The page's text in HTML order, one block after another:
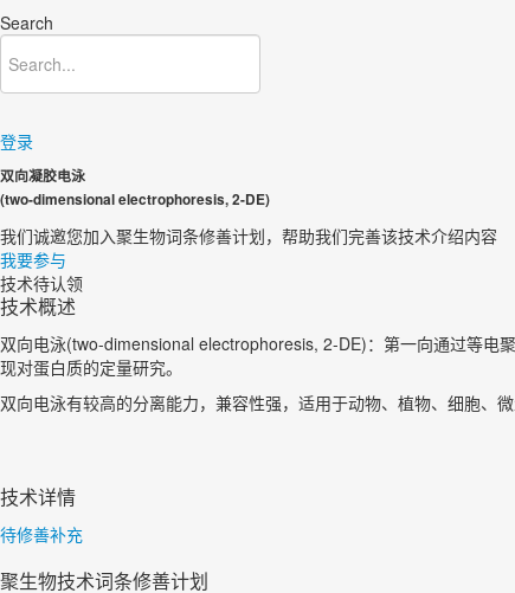
Search
登录
双向凝胶电泳
(two-dimensional electrophoresis, 2-DE)
我们诚邀您加入聚生物词条修善计划，帮助我们完善该技术介绍内容​
我要参与
技术待认领
技术概述
双向电泳(two-dimensional electrophoresis, 2-DE)：第一向通过等电
现对蛋白质的定量研究。
双向电泳有较高的分离能力，兼容性强，适用于动物、植物、细胞、
技术详情
待修善补充
聚生物技术词条修善计划